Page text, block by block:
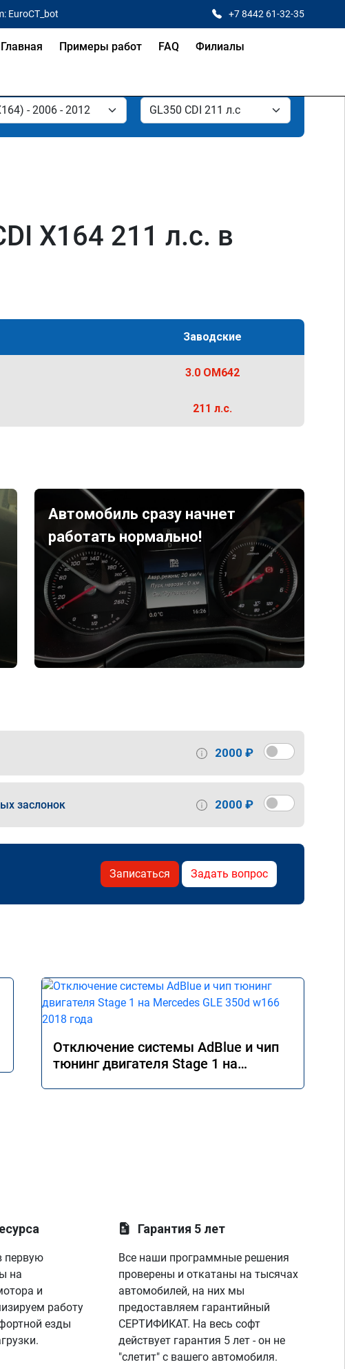
EuroCT_bot +7 8442 61-32-35
Главная Примеры работ FAQ Филиалы
X164 211 л.с. в
Заводские
3.0 OM642
211 л.с.
Автомобиль сразу начнет
работать нормально!
2000 ₽
заслонок 2000 ₽
Записаться Задать вопрос
Отключение системы AdBlue и чип
тюнинг двигателя Stage 1 на
первую
на
и
работу
езды
Гарантия 5 лет
Все наши программные решения
проверены и откатаны на тысячах
автомобилей, на них мы
предоставляем гарантийный
СЕРТИФИКАТ. На весь софт
действует гарантия 5 лет - он не
"слетит" с вашего автомобиля.